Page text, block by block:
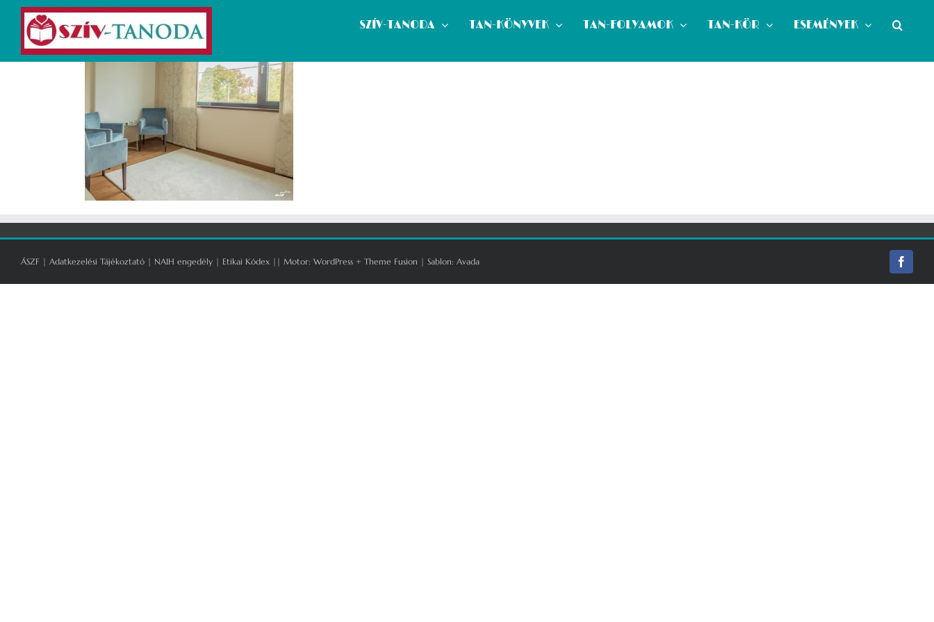
Kihagyás
SZÍV-TANODA
TAN-KÖNYVEK TAN-FOLYAMOK TAN-KÖR ESEMÉNYEK
ÁSZF | Adatkezelési Tájékoztató | NAIH engedély | Etikai Kódex || Motor: WordPress + Theme Fusion | Sablon: Avada